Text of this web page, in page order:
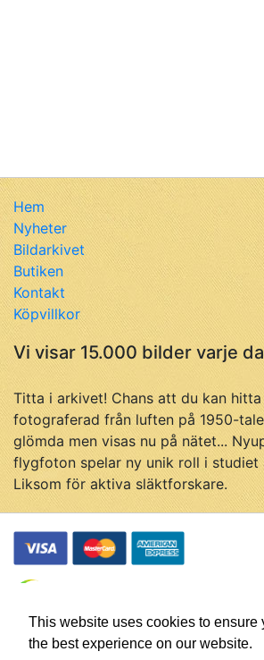
This website uses cookies to ensure
the best experience on our website.
Hem
Nyheter
Bildarkivet
Butiken
Kontakt
Köpvillkor
Vi visar 15.000 bilder varje
Titta i arkivet! Chans att du kan
fotograferad från luften på 1950-
glömda men visas nu på nätet...
flygfoton spelar ny unik roll i studiet
Liksom för aktiva släktforskare.
© Flygfotohistoria, samtliga